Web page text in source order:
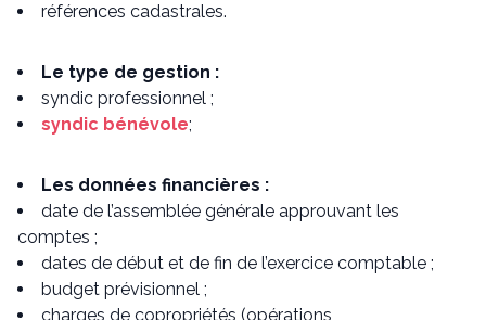
références cadastrales.
Le type de gestion :
syndic professionnel ;
syndic bénévole;
Les données financières :
date de l’assemblée générale approuvant les
comptes ;
dates de début et de fin de l’exercice comptable ;
budget prévisionnel ;
charges de copropriétés (opérations